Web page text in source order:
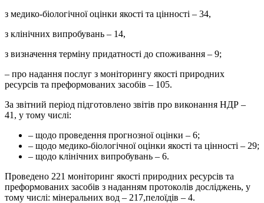
з медико-біологічної оцінки якості та цінності – 34,
з клінічних випробувань – 14,
з визначення терміну придатності до споживання – 9;
– про надання послуг з моніторингу якості природних
ресурсів та преформованих засобів – 105.
За звітний період підготовлено звітів про виконання НДР –
41, у тому числі:
– щодо проведення прогнозної оцінки – 6;
– щодо медико-біологічної оцінки якості та цінності – 29;
– щодо клінічних випробувань – 6.
Проведено 221 моніторинг якості природних ресурсів та
преформованих засобів з наданням протоколів досліджень, у
тому числі: мінеральних вод – 217,пелоїдів – 4.